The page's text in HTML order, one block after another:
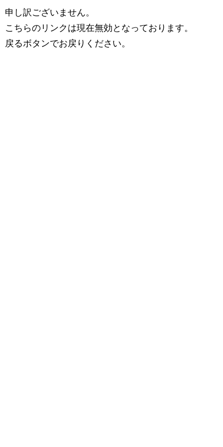
申し訳ございません。
こちらのリンクは現在無効となっております。
戻るボタンでお戻りください。